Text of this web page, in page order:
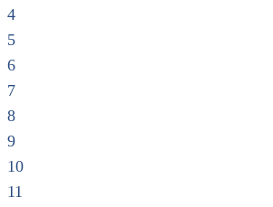
4
5
6
7
8
9
10
11